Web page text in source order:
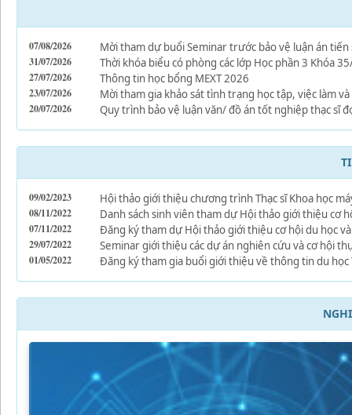
07/08/2026 Mời tham dự buổi Seminar trước bảo vệ luận án tiến
31/07/2026 Thời khóa biểu có phòng các lớp Học phần 3 Khóa
27/07/2026 Thông tin học bổng MEXT 2026
23/07/2026 Mời tham gia khảo sát tình trạng học tập, việc làm
20/07/2026 Quy trình bảo vệ luận văn/ đồ án tốt nghiệp thạc sĩ
09/02/2023 Hội thảo giới thiệu chương trình Thạc sĩ Khoa học
08/11/2022 Danh sách sinh viên tham dự Hội thảo giới thiệu cơ
07/11/2022 Đăng ký tham dự Hội thảo giới thiệu cơ hội du học
29/07/2022 Seminar giới thiệu các dự án nghiên cứu và cơ hội
01/05/2022 Đăng ký tham gia buổi giới thiệu về thông tin du